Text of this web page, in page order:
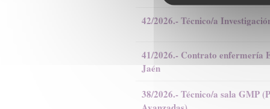
42/2026.- Técnico/a
41/2026.- Contrato enfermería
Jaén
38/2026.- Técnico/a sala GMP